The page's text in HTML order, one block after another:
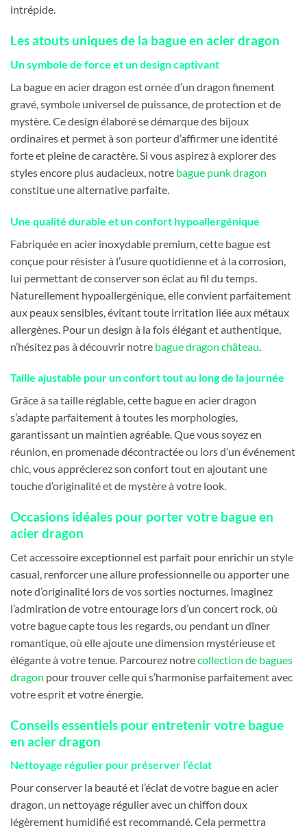
intrépide.
Les atouts uniques de la bague en acier dragon
Un symbole de force et un design captivant
La bague en acier dragon est ornée d’un dragon finement
gravé, symbole universel de puissance, de protection et de
mystère. Ce design élaboré se démarque des bijoux
ordinaires et permet à son porteur d’affirmer une identité
forte et pleine de caractère. Si vous aspirez à explorer des
styles encore plus audacieux, notre bague punk dragon
constitue une alternative parfaite.
Une qualité durable et un confort hypoallergénique
Fabriquée en acier inoxydable premium, cette bague est
conçue pour résister à l’usure quotidienne et à la corrosion,
lui permettant de conserver son éclat au fil du temps.
Naturellement hypoallergénique, elle convient parfaitement
aux peaux sensibles, évitant toute irritation liée aux métaux
allergènes. Pour un design à la fois élégant et authentique,
n’hésitez pas à découvrir notre bague dragon château
Taille ajustable pour un confort tout au long de la journée
Grâce à sa taille réglable, cette bague en acier dragon
s’adapte parfaitement à toutes les morphologies,
garantissant un maintien agréable. Que vous soyez en
réunion, en promenade décontractée ou lors d’un événement
chic, vous apprécierez son confort tout en ajoutant une
touche d’originalité et de mystère à votre look.
Occasions idéales pour porter votre bague en
acier dragon
Cet accessoire exceptionnel est parfait pour enrichir un style
casual, renforcer une allure professionnelle ou apporter une
note d’originalité lors de vos sorties nocturnes. Imaginez
l’admiration de votre entourage lors d’un concert rock, où
votre bague capte tous les regards, ou pendant un dîner
romantique, où elle ajoute une dimension mystérieuse et
élégante à votre tenue. Parcourez notrecollection de bagues
dragon pour trouver celle qui s’harmonise parfaitement avec
votre esprit et votre énergie.
Conseils essentiels pour entretenir votre bague
en acier dragon
Nettoyage régulier pour préserver l’éclat
Pour conserver la beauté et l’éclat de votre bague en acier
dragon, un nettoyage régulier avec un chiffon doux
légèrement humidifié est recommandé. Cela permettra